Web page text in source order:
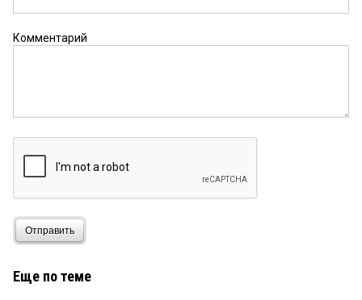
Комментарий
Отправить
Еще по теме